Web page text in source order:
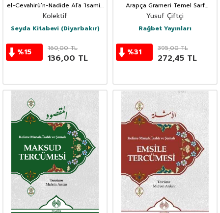
el-Cevahirü’n-Nadide Al’a ’Isami’l
Ferid Seyda Yayinlari
Kolektif
Seyda Kitabevi (Diyarbakır)
%15 160,00TL
136,00 TL
Arapça Grameri Temel Sarf
Bilgileri
Yusuf Çiftçi
Rağbet Yayınları
%31 395,00TL
272,45 TL